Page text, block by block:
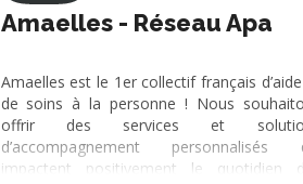
Amaelles - Réseau Apa
Amaelles est le 1er collectif français
de soins à la personne ! Nous
offrir des services et
d’accompagnement personnalisés
impactent positivement le quotidien